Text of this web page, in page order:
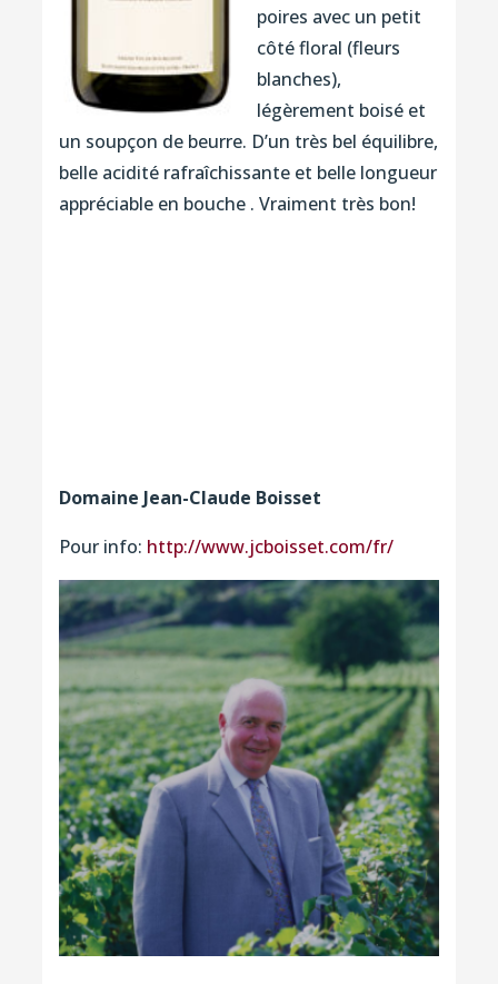
poires avec un petit
côté floral (fleurs
blanches),
légèrement boisé et
un soupçon de beurre. D’un très bel équilibre,
belle acidité rafraîchissante et belle longueur
appréciable en bouche . Vraiment très bon!
Domaine Jean-Claude Boisset
Pour info: http://www.jcboisset.com/fr/